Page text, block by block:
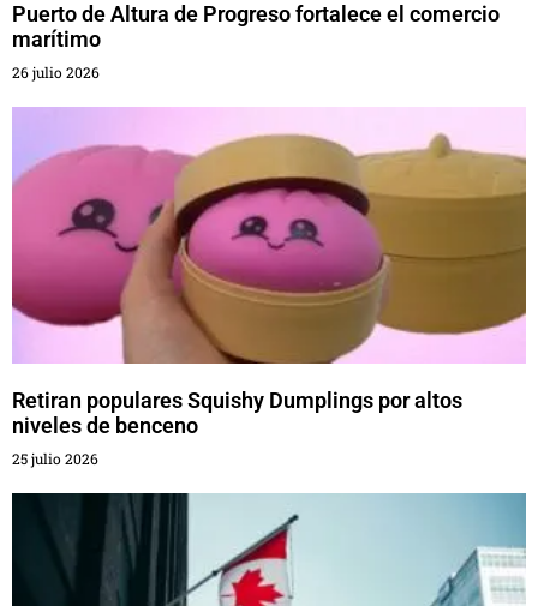
Puerto de Altura de Progreso fortalece el comercio
marítimo
26 julio 2026
Retiran populares Squishy Dumplings por altos
niveles de benceno
25 julio 2026